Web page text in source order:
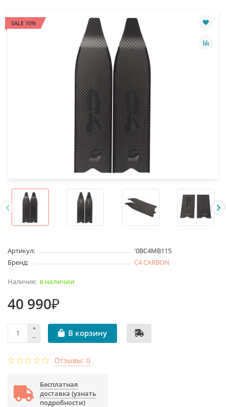
SALE 10%
Артикул:
'0BC4MB115
Бренд:
C4 CARBON
в наличии
40 990₽
В корзину
Отзывы: 0
Бесплатная
доставка (узнать
подробности)